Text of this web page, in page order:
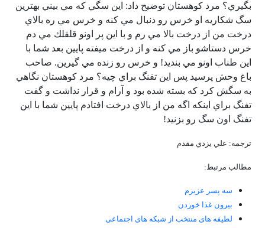
بگيري؟ مرد كوهستان توضيح داد: اين سگي كه مي بيني بهترين
سگ شكاريه او خرس رو دنبال مي كنه و خرس مي ره بالاي
درخت من از درخت بالا مي رم و با اين پر اونو قلقلك مي دم
خرس دستاشو باز مي كنه و از درخت ميفته پايين بعد شما با
اين طناب اونو مي بنديد! و خرس رو زنده مي گيرين. صاحب
باغ وحش پرسيد پس اين تفنگ براي چيه؟ مرد كوهستان نگاهي
به سگش كرد كه بسته شده بود و آرام و قرار نداشت و گفت
تفنگ براي اينكه اگه من از بالاي درخت افتادم پايين شما با اين
تفنگ اون سگ رو بزنيد!
ترجمه: علي يزدي مقدم
مطالب مرتبط:
سه پسر عزیزم
بیرون غذا خوردن
لطیفه های منتخب از شبکه های اجتماعی